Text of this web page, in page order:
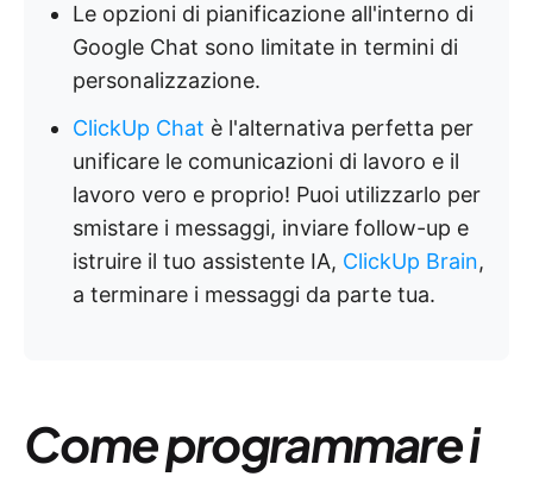
Le opzioni di pianificazione all'interno di
Google Chat sono limitate in termini di
personalizzazione.
ClickUp Chat è l'alternativa perfetta per
unificare le comunicazioni di lavoro e il
lavoro vero e proprio! Puoi utilizzarlo per
smistare i messaggi, inviare follow-up e
istruire il tuo assistente IA, ClickUp Brain,
a terminare i messaggi da parte tua.
Come programmare i